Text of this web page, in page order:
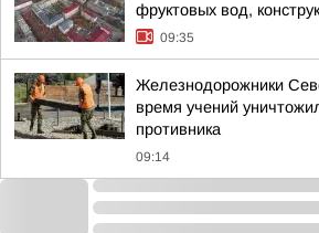
фруктовых вод,
09:35
Железнодорожники
время учений
противника
09:14